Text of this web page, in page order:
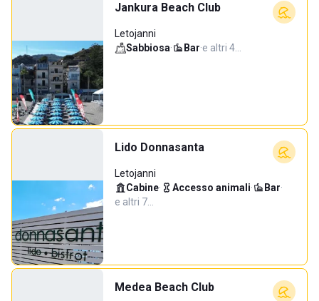
Jankura Beach Club
Letojanni
Sabbiosa· Bar·e altri 4…
Lido Donnasanta
Letojanni
Cabine· Accesso animali· Bar·
e altri 7…
Medea Beach Club